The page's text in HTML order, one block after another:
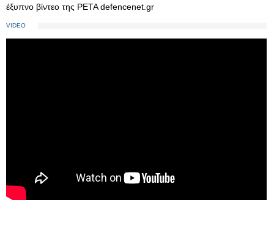
έξυπνο βίντεο της PETA defencenet.gr
VIDEO